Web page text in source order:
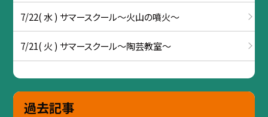
7/22( 水 ) サマースクール～火山の噴火～
7/21( 火 ) サマースクール～陶芸教室～
過去記事